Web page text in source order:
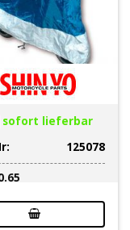
lieferbar
125078